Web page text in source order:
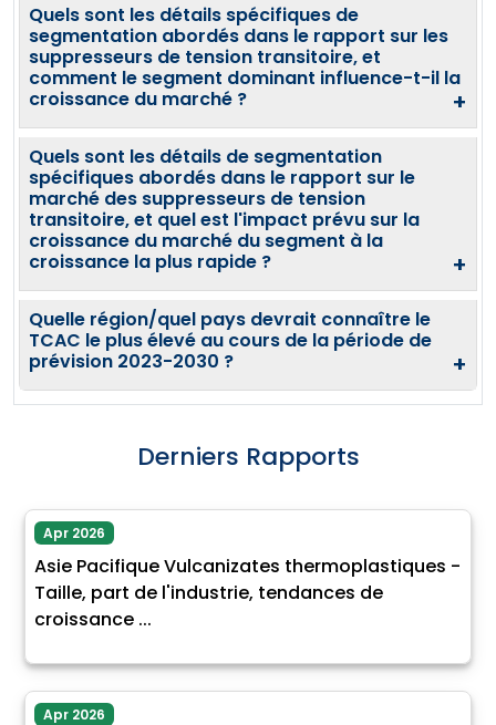
Quels sont les détails spécifiques de
segmentation abordés dans le rapport sur les
suppresseurs de tension transitoire, et
comment le segment dominant influence-t-il la
croissance du marché ?
+
Quels sont les détails de segmentation
spécifiques abordés dans le rapport sur le
marché des suppresseurs de tension
transitoire, et quel est l'impact prévu sur la
croissance du marché du segment à la
croissance la plus rapide ?
+
Quelle région/quel pays devrait connaître le
TCAC le plus élevé au cours de la période de
prévision 2023-2030 ?
+
Derniers Rapports
Apr 2026
Asie Pacifique Vulcanizates thermoplastiques -
Taille, part de l'industrie, tendances de
croissance ...
Apr 2026